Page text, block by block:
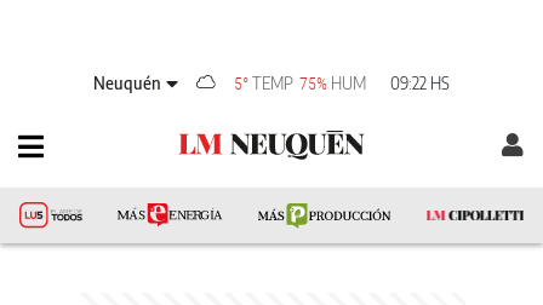
Neuquén 5°TEMP 75% HUM 09:22 HS